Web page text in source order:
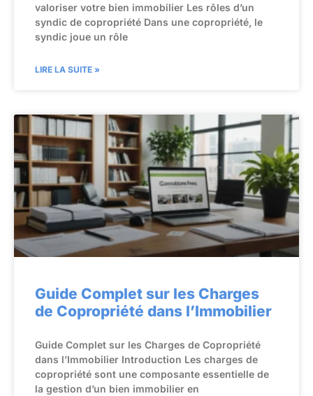
valoriser votre bien immobilier Les rôles d’un
syndic de copropriété Dans une copropriété, le
syndic joue un rôle
LIRE LA SUITE »
Guide Complet sur les Charges
de Copropriété dans l’Immobilier
Guide Complet sur les Charges de Copropriété
dans l’Immobilier Introduction Les charges de
copropriété sont une composante essentielle de
la gestion d’un bien immobilier en